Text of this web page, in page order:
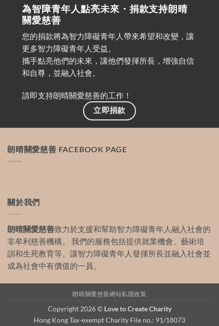
為智障青年人點亮未來・捐款支持朗晴
關愛慈善
您的捐款將為智力障礙青年人帶來希望和改變，讓
更多智力障礙青年人受益。
攜手點亮他們的未來，讓他們發揮所長，增強自信
和自尊，並融入社會。
請即支持朗晴關愛慈善的工作！
立即捐款
朗晴關愛慈善 FACEBOOK PAGE
關於我們
朗晴關愛慈善致力於支援和幫助智力障礙青年人融入社會的
非牟利慈善機構。 我們的服務包括提供就業機會、藝術培
訓和生死教育等。讓智力障礙青年人發揮所長並融入社會並
成為社會中有價值的一員。
朗晴關愛慈善網站私隱政策
Copyright 2026 © Love to Create Charity
Hong Kong Tax-exempt Charity File no.: 91/18073